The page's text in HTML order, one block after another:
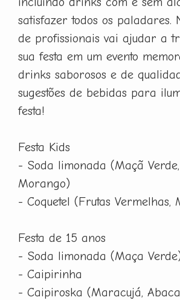
satisfazer todos os paladares.
de profissionais vai ajudar a
sua festa em um evento
drinks saborosos e de
sugestões de bebidas para
festa!
Festa Kids
- Soda limonada (Maçã
Morango)
- Coquetel (Frutas Vermelhas,
Festa de 15 anos
- Soda limonada (Maça
- Caipirinha
- Caipiroska (Maracujá,